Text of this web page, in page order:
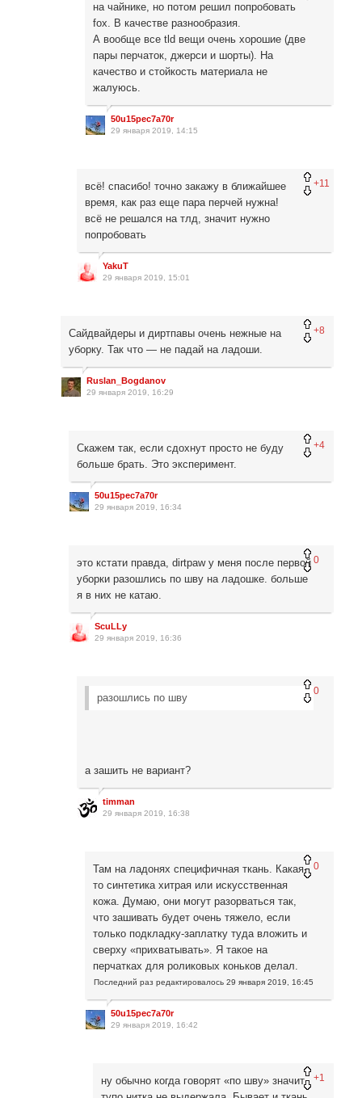
на чайнике, но потом решил попробовать
fox. В качестве разнообразия.
А вообще все tld вещи очень хорошие (две
пары перчаток, джерси и шорты). На
качество и стойкость материала не
жалуюсь.
50u15pec7a70r
29 января 2019, 14:15
+11
всё! спасибо! точно закажу в ближайшее
время, как раз еще пара перчей нужна!
всё не решался на тлд, значит нужно
попробовать
YakuT
29 января 2019, 15:01
+8
Сайдвайдеры и диртпавы очень нежные на
уборку. Так что — не падай на ладоши.
Ruslan_Bogdanov
29 января 2019, 16:29
+4
Скажем так, если сдохнут просто не буду
больше брать. Это эксперимент.
50u15pec7a70r
29 января 2019, 16:34
0
это кстати правда, dirtpaw у меня после первой
уборки разошлись по шву на ладошке. больше
я в них не катаю.
ScuLLy
29 января 2019, 16:36
0
разошлись по шву
а зашить не вариант?
timman
29 января 2019, 16:38
0
Там на ладонях специфичная ткань. Какая-
то синтетика хитрая или искусственная
кожа. Думаю, они могут разорваться так,
что зашивать будет очень тяжело, если
только подкладку-заплатку туда вложить и
сверху «прихватывать». Я такое на
перчатках для роликовых коньков делал.
Последний раз редактировалось 29 января 2019, 16:45
50u15pec7a70r
29 января 2019, 16:42
+1
ну обычно когда говорят «по шву» значит